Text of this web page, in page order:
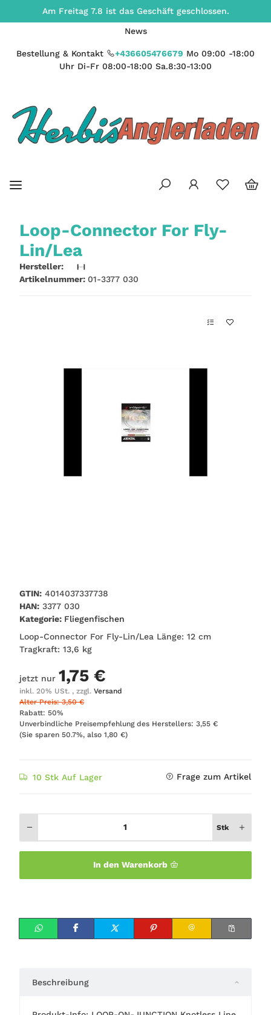
Am Freitag 7.8 ist das Geschäft geschlossen.
News
Bestellung & Kontakt +436605476679 Mo 09:00 -18:00
Uhr Di-Fr 08:00-18:00 Sa.8:30-13:00
Loop-Connector For Fly-
Lin/Lea
Hersteller:
Artikelnummer: 01-3377 030
GTIN: 4014037337738
HAN: 3377 030
Kategorie: Fliegenfischen
Loop-Connector For Fly-Lin/Lea Länge: 12 cm
Tragkraft: 13,6 kg
jetzt nur 1,75 €
inkl. 20% USt. , zzgl. Versand
Alter Preis: 3,50 €
Rabatt: 50%
Unverbindliche Preisempfehlung des Herstellers: 3,55 €
(Sie sparen 50.7%, also 1,80 €)
10 Stk Auf Lager Frage zum Artikel
Stk
In den Warenkorb
Beschreibung